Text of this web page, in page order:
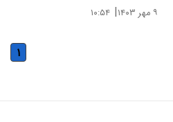
۹ مهر ۱۴۰۳ | ۱۰:۵۴
۱